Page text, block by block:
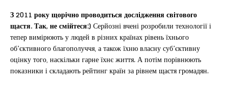
З 2011 року щорічно проводиться дослідження світового
щастя. Так, не смійтеся:)Серйозні вчені розробили технології і
тепер вимірюють у людей в різних країнах рівень їхнього
об’єктивного благополуччя, а також їхню власну суб’єктивну
оцінку того, наскільки гарне їхнє життя. А потім порівнюють
показники і складають рейтинг країн за рівнем щастя громадян.